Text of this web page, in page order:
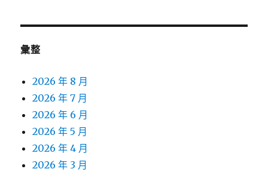
彙整
2026 年 8 月
2026 年 7 月
2026 年 6 月
2026 年 5 月
2026 年 4 月
2026 年 3 月